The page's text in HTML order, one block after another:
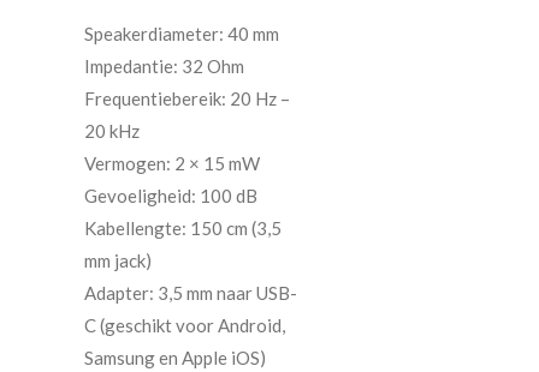
Speakerdiameter: 40 mm
Impedantie: 32 Ohm
Frequentiebereik: 20 Hz –
20 kHz
Vermogen: 2 × 15 mW
Gevoeligheid: 100 dB
Kabellengte: 150 cm (3,5
mm jack)
Adapter: 3,5 mm naar USB-
C (geschikt voor Android,
Samsung en Apple iOS)